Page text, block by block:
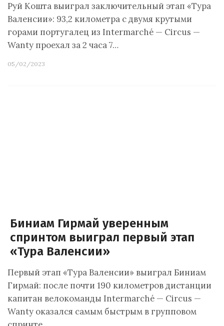
Руй Кошта выиграл заключительный этап «Тура
Валенсии»: 93,2 километра с двумя крутыми
горами португалец из Intermarché — Circus —
Wanty проехал за 2 часа 7…
05/02/2023
Биниам Гирмай уверенным
спринтом выиграл первый этап
«Тура Валенсии»
Первый этап «Тура Валенсии» выиграл Биниам
Гирмай: после почти 190 километров дистанции
капитан велокоманды Intermarché — Circus —
Wanty оказался самым быстрым в групповом